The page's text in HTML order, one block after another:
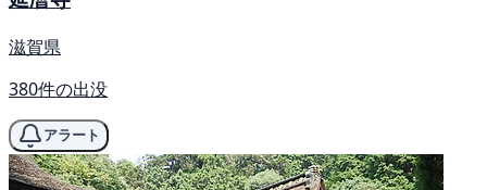
滋賀県
380件の出没
アラート